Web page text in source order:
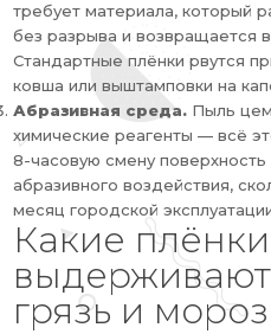
требует материала, который
без разрыва и возвращается
Стандартные плёнки рвутся
ковша или выштамповки на
Абразивная среда. Пыль
химические реагенты — всё
8-часовую смену поверхность
абразивного воздействия,
месяц городской
Какие плёнки
грязь и мороз